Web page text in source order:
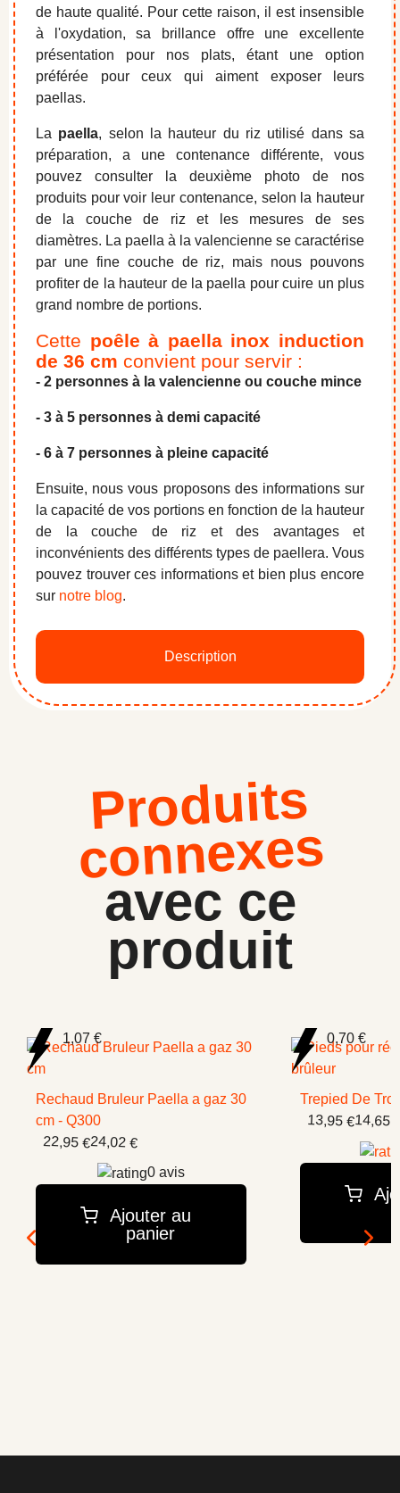
Description
de haute qualité. Pour cette raison, il est insensible
à l'oxydation, sa brillance offre une excellente
présentation pour nos plats, étant une option
préférée pour ceux qui aiment exposer leurs
paellas.
La paella, selon la hauteur du riz utilisé dans sa
préparation, a une contenance différente, vous
pouvez consulter la deuxième photo de nos
produits pour voir leur contenance, selon la hauteur
de la couche de riz et les mesures de ses
diamètres. La paella à la valencienne se caractérise
par une fine couche de riz, mais nous pouvons
profiter de la hauteur de la paella pour cuire un plus
grand nombre de portions.
Cette poêle à paella inox induction
de 36 cm convient pour servir :
- 2 personnes à la valencienne ou couche mince
- 3 à 5 personnes à demi capacité
- 6 à 7 personnes à pleine capacité
Ensuite, nous vous proposons des informations sur
la capacité de vos portions en fonction de la hauteur
de la couche de riz et des avantages et
inconvénients des différents types de paellera. Vous
pouvez trouver ces informations et bien plus encore
sur notre blog.
Produits
connexes
avec ce
produit
1,07 €
Rechaud Bruleur Paella a gaz 30
cm - Q300
22,95 €24,02 €
0 avis
Ajouter au
panier
0,70 €
Trepied De
13,95 €14,65